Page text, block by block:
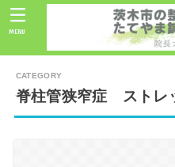
MENU
脊柱管狭窄症 ストレ